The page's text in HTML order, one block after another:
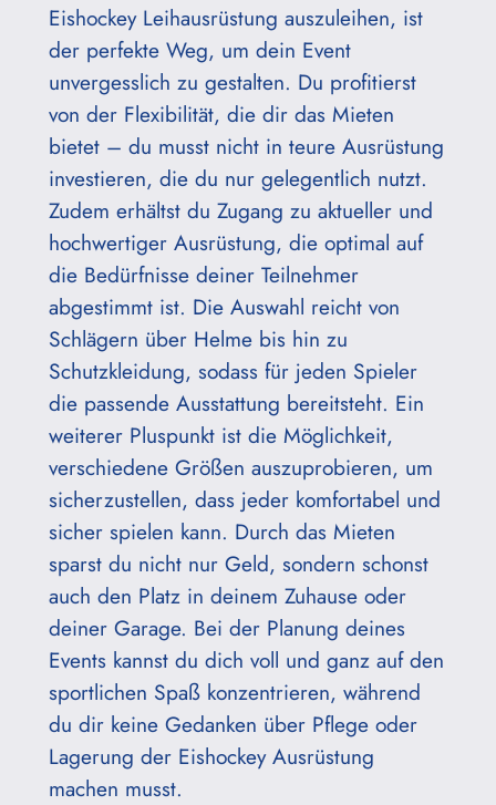
Eishockey Leihausrüstung auszuleihen, ist
der perfekte Weg, um dein Event
unvergesslich zu gestalten. Du profitierst
von der Flexibilität, die dir das Mieten
bietet – du musst nicht in teure Ausrüstung
investieren, die du nur gelegentlich nutzt.
Zudem erhältst du Zugang zu aktueller und
hochwertiger Ausrüstung, die optimal auf
die Bedürfnisse deiner Teilnehmer
abgestimmt ist. Die Auswahl reicht von
Schlägern über Helme bis hin zu
Schutzkleidung, sodass für jeden Spieler
die passende Ausstattung bereitsteht. Ein
weiterer Pluspunkt ist die Möglichkeit,
verschiedene Größen auszuprobieren, um
sicherzustellen, dass jeder komfortabel und
sicher spielen kann. Durch das Mieten
sparst du nicht nur Geld, sondern schonst
auch den Platz in deinem Zuhause oder
deiner Garage. Bei der Planung deines
Events kannst du dich voll und ganz auf den
sportlichen Spaß konzentrieren, während
du dir keine Gedanken über Pflege oder
Lagerung der Eishockey Ausrüstung
machen musst.